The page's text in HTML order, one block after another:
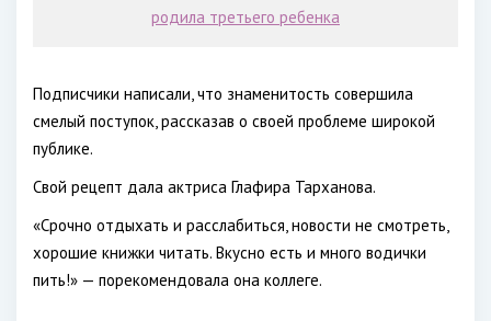
родила третьего ребенка
Подписчики написали, что знаменитость совершила
смелый поступок, рассказав о своей проблеме широкой
публике.
Свой рецепт дала актриса Глафира Тарханова.
«Срочно отдыхать и расслабиться, новости не смотреть,
хорошие книжки читать. Вкусно есть и много водички
пить!» — порекомендовала она коллеге.